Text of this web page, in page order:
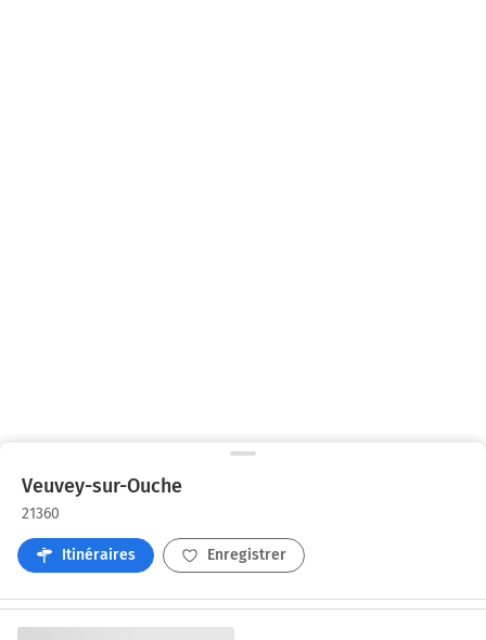
Veuvey-sur-Ouche
21360
Itinéraires Enregistrer